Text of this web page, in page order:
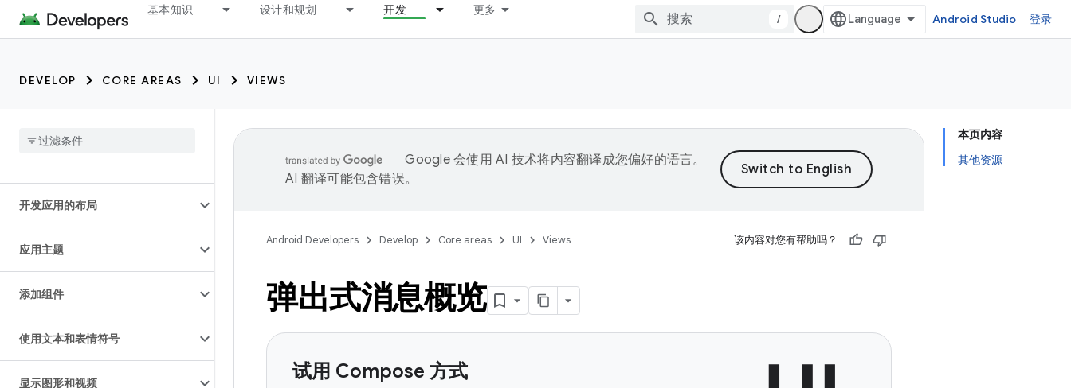
基本知识 设计和规划 开发 更多
/ Android Studio 登录
DEVELOP CORE AREAS UI VIEWS
开发应用的布局
应用主题
添加组件
使用文本和表情符号
显示图形和视频
本页内容
其他资源
Google 会使用 AI 技术将内容翻译成您偏好的语言。
AI 翻译可能包含错误。
Android Developers Develop Core areas UI Views 该内容对您有帮助吗？
弹出式消息概览
试用 Compose 方式